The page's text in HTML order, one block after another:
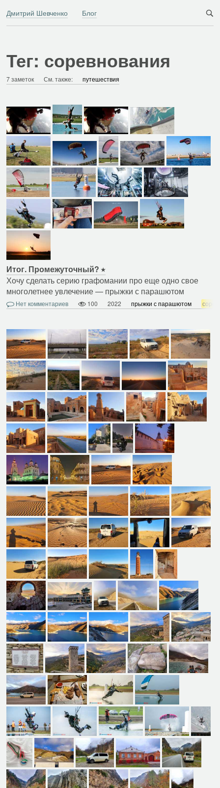
Дмитрий Шевченко Блог
Тег: соревнования
7 заметок См. также: путешествия
Итог. Промежуточный?
Хочу сделать серию графомании про еще одно свое
многолетнее увлечение — прыжки с парашютом
Нет комментариев 100 2022 прыжки с парашютом